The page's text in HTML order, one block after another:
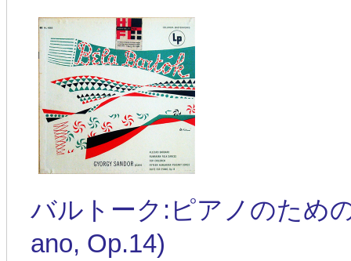
バルトーク:ピアノのため
ano, Op.14)